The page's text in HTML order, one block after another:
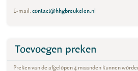
E-mail:contact@hhgbreukelen.nl
Toevoegen preken
Preken van de afgelopen 4 maanden kunnen